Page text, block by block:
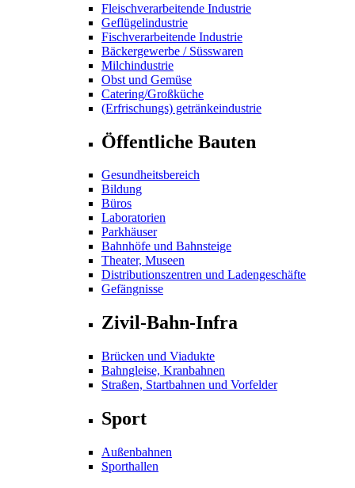
Fleischverarbeitende Industrie
Geflügelindustrie
Fischverarbeitende Industrie
Bäckergewerbe / Süsswaren
Milchindustrie
Obst und Gemüse
Catering/Großküche
(Erfrischungs) getränkeindustrie
Öffentliche Bauten
Gesundheitsbereich
Bildung
Büros
Laboratorien
Parkhäuser
Bahnhöfe und Bahnsteige
Theater, Museen
Distributionszentren und Ladengeschäfte
Gefängnisse
Zivil-Bahn-Infra
Brücken und Viadukte
Bahngleise, Kranbahnen
Straßen, Startbahnen und Vorfelder
Sport
Außenbahnen
Sporthallen